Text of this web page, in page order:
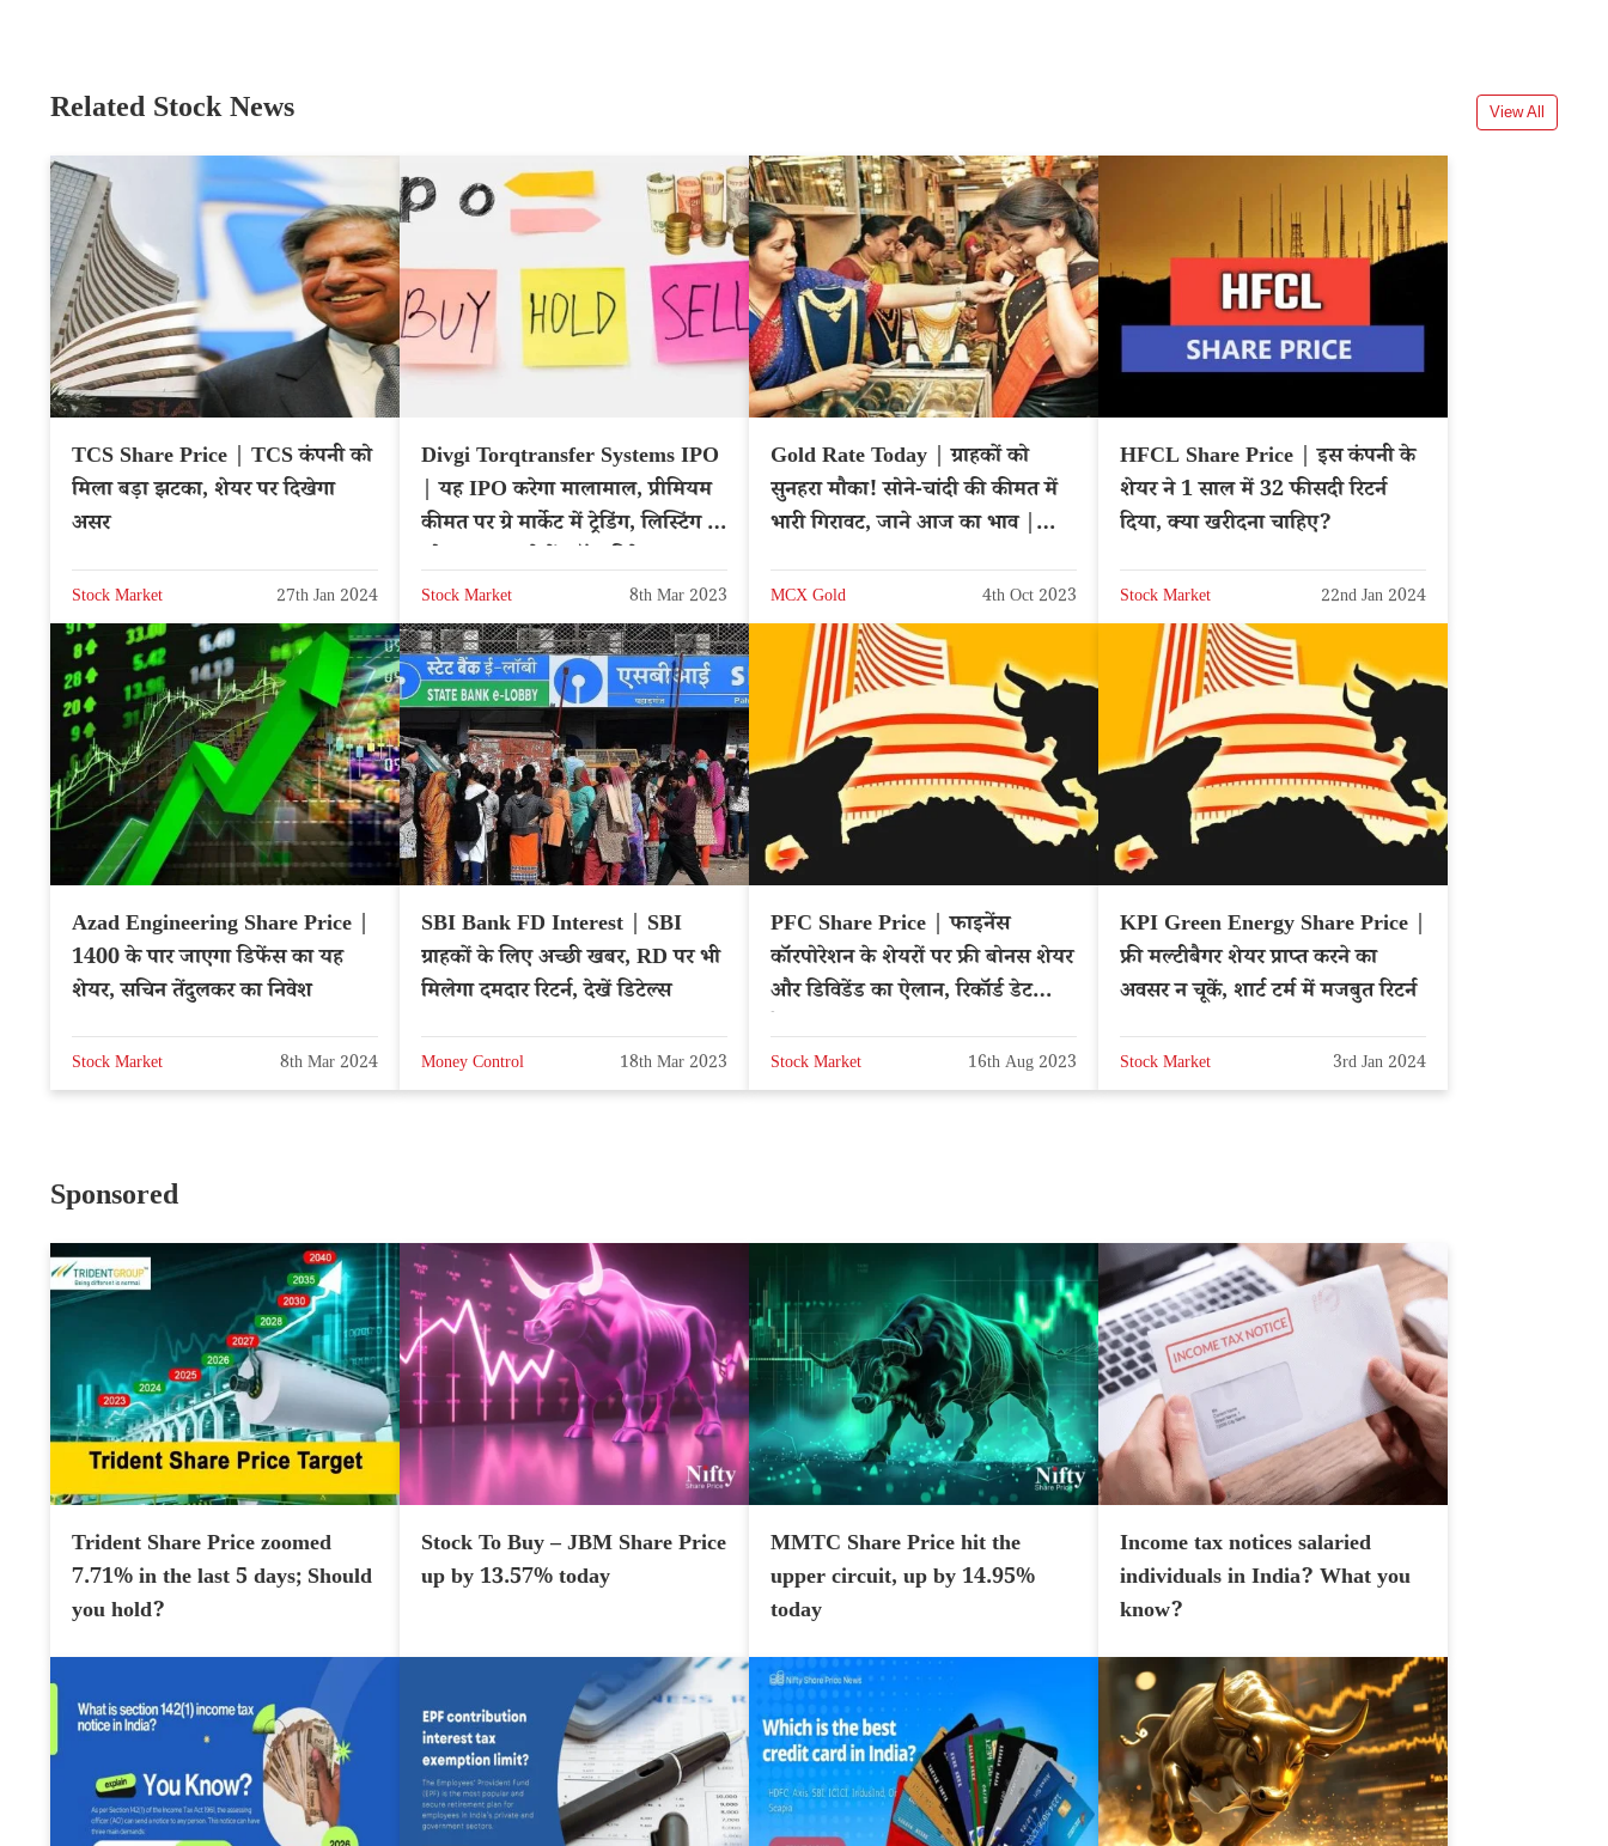
Related Stock News View All
TCS Share Price | TCS कंपनी को
मिला बड़ा झटका, शेयर पर दिखेगा
असर
Stock Market 27th Jan 2024
Divgi Torqtransfer Systems IPO
| यह IPO करेगा मालामाल, प्रीमियम
कीमत पर ग्रे मार्केट में ट्रेडिंग, लिस्टिंग में
Stock Market 8th Mar 2023
Gold Rate Today | ग्राहकों को
सुनहरा मौका! सोने-चांदी की कीमत में
भारी गिरावट, जाने आज का भाव |
MCX Gold 4th Oct 2023
HFCL Share Price | इस कंपनी के
शेयर ने 1 साल में 32 फीसदी रिटर्न
दिया, क्या खरीदना चाहिए?
Stock Market 22nd Jan 2024
Azad Engineering Share Price |
1400 के पार जाएगा डिफेंस का यह
शेयर, सचिन तेंदुलकर का निवेश
Stock Market 8th Mar 2024
SBI Bank FD Interest | SBI
ग्राहकों के लिए अच्छी खबर, RD पर भी
मिलेगा दमदार रिटर्न, देखें डिटेल्स
Money Control 18th Mar 2023
PFC Share Price | फाइनेंस
कॉरपोरेशन के शेयरों पर फ्री बोनस शेयर
और डिविडेंड का ऐलान, रिकॉर्ड डेट
Stock Market 16th Aug 2023
KPI Green Energy Share Price |
फ्री मल्टीबैगर शेयर प्राप्त करने का
अवसर न चूकें, शार्ट टर्म में मजबुत रिटर्न
Stock Market 3rd Jan 2024
Sponsored
Trident Share Price zoomed
7.71% in the last 5 days; Should
you hold?
Stock To Buy – JBM Share Price
up by 13.57% today
MMTC Share Price hit the
upper circuit, up by 14.95%
today
Income tax notices salaried
individuals in India? What you
know?